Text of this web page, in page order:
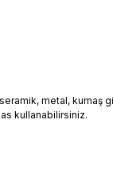
metal,
kullanabilirsiniz.